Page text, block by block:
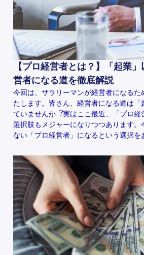
【プロ経営者とは？】「起業
営者になる道を徹底解説
今回は、サラリーマンが経営者になるた
たします。皆さん、経営者になる道は「
ていませんか︖実はここ最近、「プロ経
選択肢もメジャーになりつつあります。
ない「プロ経営者」になるという選択を